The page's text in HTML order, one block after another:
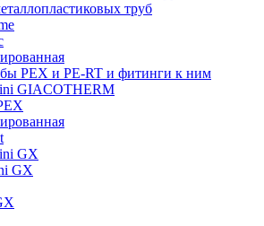
труб
PEX и PE-RT и фитинги к ним
GIACOTHERM
GX
GX